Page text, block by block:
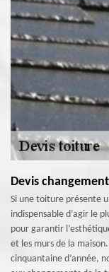
Devis
Si une toiture présente
indispensable d’agir le
pour garantir
et les murs de la
cinquantaine d’année,